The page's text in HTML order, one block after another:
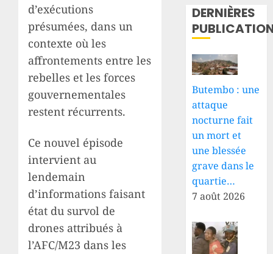
d’exécutions
présumées, dans un
contexte où les
affrontements entre les
rebelles et les forces
gouvernementales
restent récurrents.
Ce nouvel épisode
intervient au
lendemain
d’informations faisant
état du survol de
drones attribués à
l’AFC/M23 dans les
DERNIÈRES
Butembo : une
attaque
nocturne fait
un mort et
une blessée
grave dans le
quartie…
7 août 2026